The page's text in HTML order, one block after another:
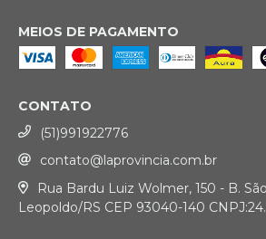
MEIOS DE PAGAMENTO
CONTATO
(51)991922776
contato@laprovincia.com.br
Rua Bardu Luiz Wolmer, 150 - B.
Leopoldo/RS CEP 93040-140